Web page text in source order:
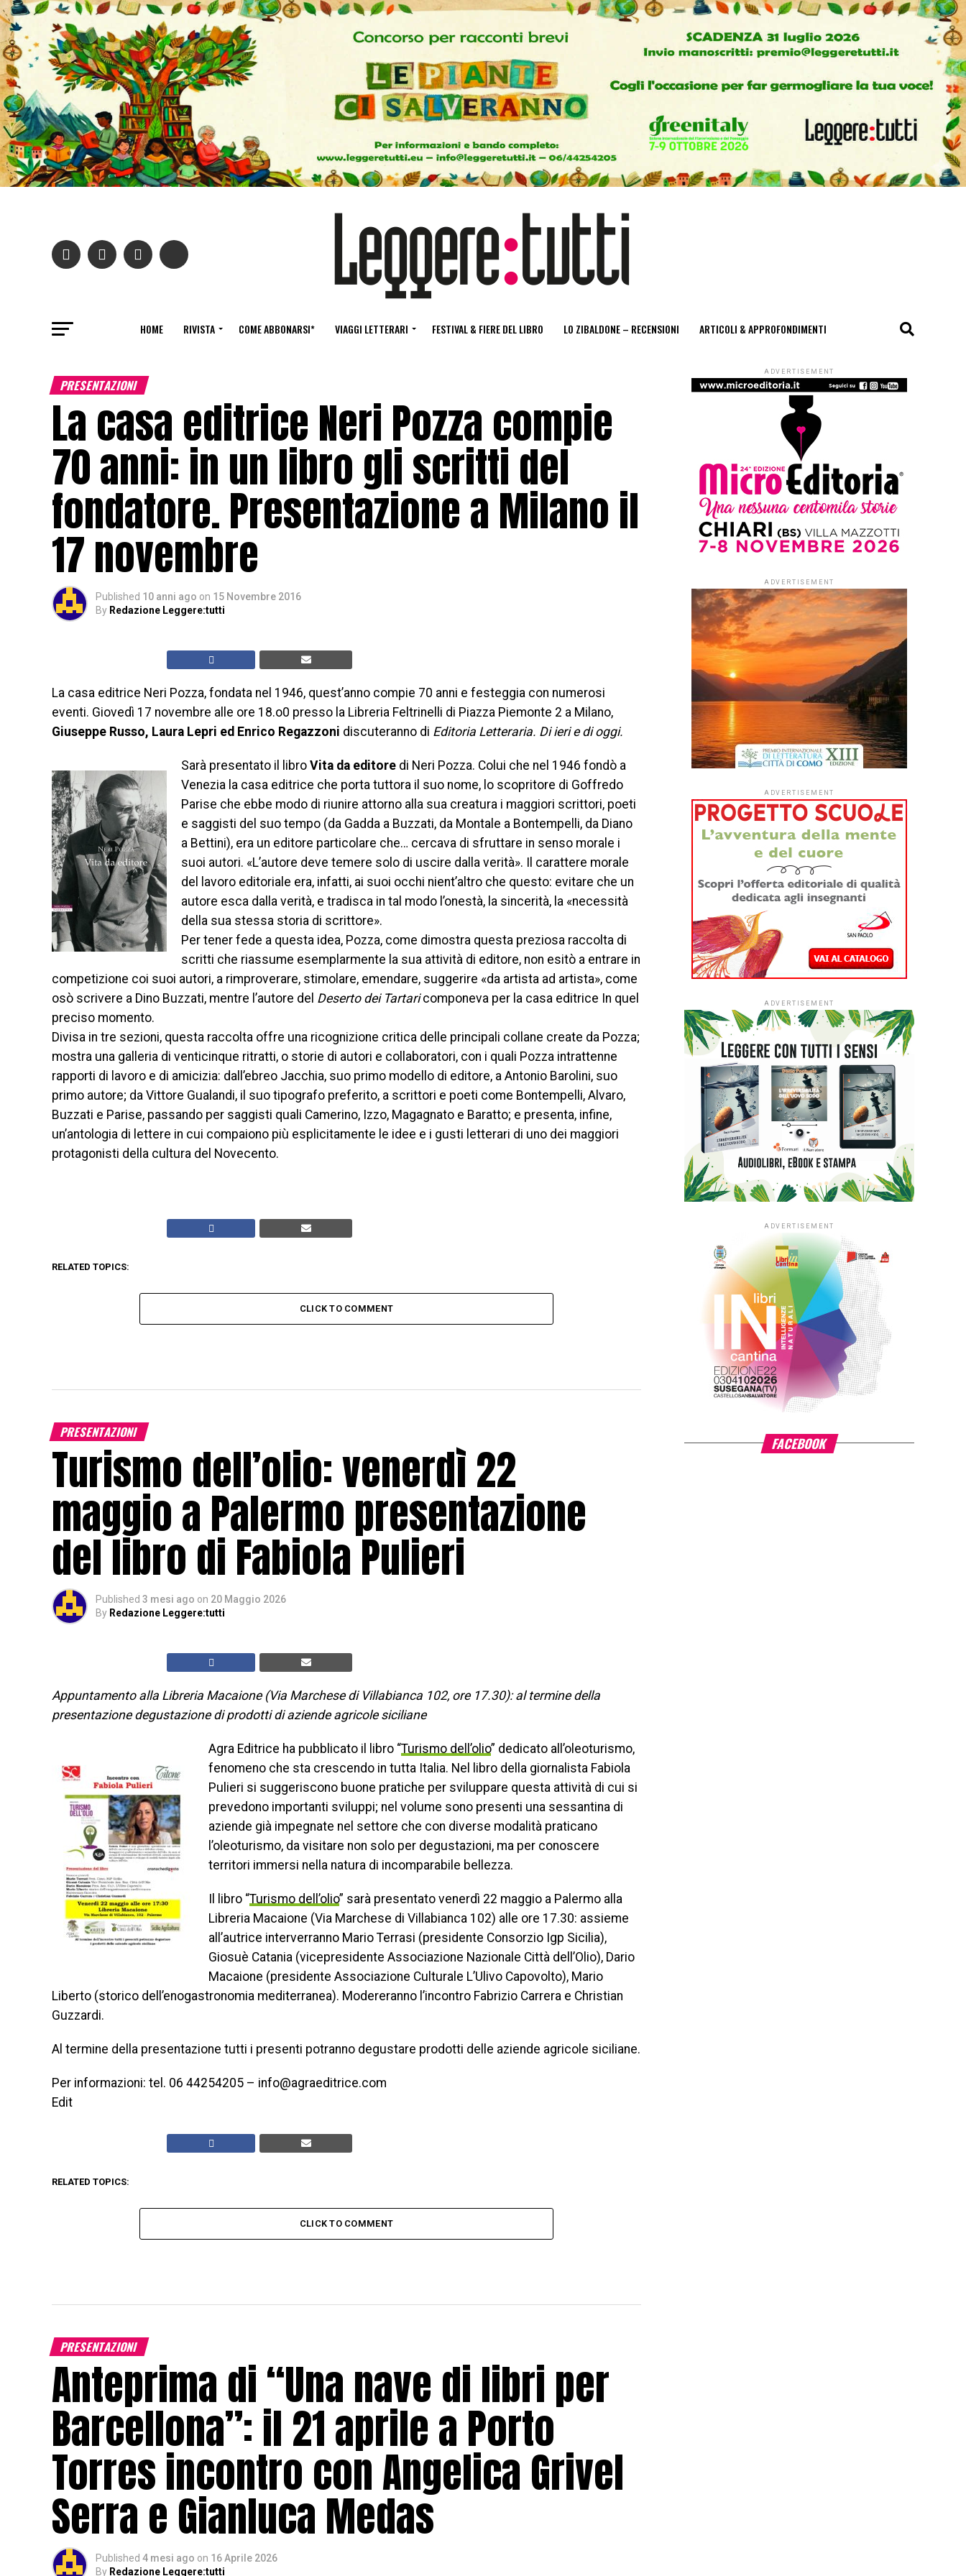
HOME RIVISTA COME ABBONARSI* VIAGGI LETTERARI FESTIVAL & FIERE DEL LIBRO LO ZIBALDONE – RECENSIONI ARTICOLI & APPROFONDIMENTI
PRESENTAZIONI
La casa editrice Neri Pozza compie
70 anni: in un libro gli scritti del
fondatore. Presentazione a Milano il
17 novembre
Published 10 anni ago on 15 Novembre 2016
By Redazione Leggere:tutti
La casa editrice Neri Pozza, fondata nel 1946, quest’anno compie 70 anni e festeggia con numerosi
eventi. Giovedì 17 novembre alle ore 18.o0 presso la Libreria Feltrinelli di Piazza Piemonte 2 a Milano,
Giuseppe Russo, Laura Lepri ed Enrico Regazzoni discuteranno di Editoria Letteraria. Di ieri e di oggi.
Sarà presentato il libro Vita da editore di Neri Pozza. Colui che nel 1946 fondò a
Venezia la casa editrice che porta tuttora il suo nome, lo scopritore di Goffredo
Parise che ebbe modo di riunire attorno alla sua creatura i maggiori scrittori, poeti
e saggisti del suo tempo (da Gadda a Buzzati, da Montale a Bontempelli, da Diano
a Bettini), era un editore particolare che… cercava di sfruttare in senso morale i
suoi autori. «L’autore deve temere solo di uscire dalla verità». Il carattere morale
del lavoro editoriale era, infatti, ai suoi occhi nient’altro che questo: evitare che un
autore esca dalla verità, e tradisca in tal modo l’onestà, la sincerità, la «necessità
della sua stessa storia di scrittore».
Per tener fede a questa idea, Pozza, come dimostra questa preziosa raccolta di
scritti che riassume esemplarmente la sua attività di editore, non esitò a entrare in
competizione coi suoi autori, a rimproverare, stimolare, emendare, suggerire «da artista ad artista», come
osò scrivere a Dino Buzzati, mentre l’autore del Deserto dei Tartaricomponeva per la casa editrice In quel
preciso momento.
Divisa in tre sezioni, questa raccolta offre una ricognizione critica delle principali collane create da Pozza;
mostra una galleria di venticinque ritratti, o storie di autori e collaboratori, con i quali Pozza intrattenne
rapporti di lavoro e di amicizia: dall’ebreo Jacchia, suo primo modello di editore, a Antonio Barolini, suo
primo autore; da Vittore Gualandi, il suo tipografo preferito, a scrittori e poeti come Bontempelli, Alvaro,
Buzzati e Parise, passando per saggisti quali Camerino, Izzo, Magagnato e Baratto; e presenta, infine,
un’antologia di lettere in cui compaiono più esplicitamente le idee e i gusti letterari di uno dei maggiori
protagonisti della cultura del Novecento.
RELATED TOPICS:
CLICK TO COMMENT
PRESENTAZIONI
Turismo dell’olio: venerdì 22
maggio a Palermo presentazione
del libro di Fabiola Pulieri
Published 3 mesi ago on 20 Maggio 2026
By Redazione Leggere:tutti
Appuntamento alla Libreria Macaione (Via Marchese di Villabianca 102, ore 17.30): al termine della
presentazione degustazione di prodotti di aziende agricole siciliane
Agra Editrice ha pubblicato il libro “Turismo dell’olio” dedicato all’oleoturismo,
fenomeno che sta crescendo in tutta Italia. Nel libro della giornalista Fabiola
Pulieri si suggeriscono buone pratiche per sviluppare questa attività di cui si
prevedono importanti sviluppi; nel volume sono presenti una sessantina di
aziende già impegnate nel settore che con diverse modalità praticano
l’oleoturismo, da visitare non solo per degustazioni, ma per conoscere
territori immersi nella natura di incomparabile bellezza.
Il libro “Turismo dell’olio” sarà presentato venerdì 22 maggio a Palermo alla
Libreria Macaione (Via Marchese di Villabianca 102) alle ore 17.30: assieme
all’autrice interverranno Mario Terrasi (presidente Consorzio Igp Sicilia),
Giosuè Catania (vicepresidente Associazione Nazionale Città dell’Olio), Dario
Macaione (presidente Associazione Culturale L’Ulivo Capovolto), Mario
Liberto (storico dell’enogastronomia mediterranea). Modereranno l’incontro Fabrizio Carrera e Christian
Guzzardi.
Al termine della presentazione tutti i presenti potranno degustare prodotti delle aziende agricole siciliane.
Per informazioni: tel. 06 44254205 – info@agraeditrice.com
Edit
RELATED TOPICS:
CLICK TO COMMENT
PRESENTAZIONI
Anteprima di “Una nave di libri per
Barcellona”: il 21 aprile a Porto
Torres incontro con Angelica Grivel
Serra e Gianluca Medas
Published 4 mesi ago on 16 Aprile 2026
By Redazione Leggere:tutti
ADVERTISEMENT
ADVERTISEMENT
ADVERTISEMENT
ADVERTISEMENT
ADVERTISEMENT
FACEBOOK